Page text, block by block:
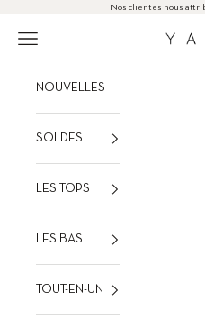
Nos clientes nous
Menu
NOUVELLES
SOLDES
LES TOPS
LES BAS
TOUT-EN-UN